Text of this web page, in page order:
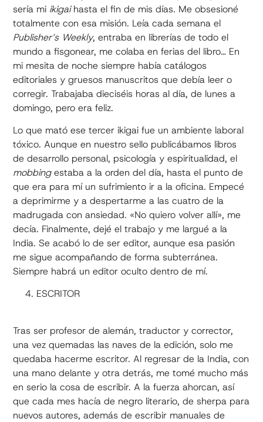
sería mi ikigaihasta el fin de mis días. Me obsesioné
totalmente con esa misión. Leía cada semana el
Publisher’s Weekly, entraba en librerías de todo el
mundo a fisgonear, me colaba en ferias del libro… En
mi mesita de noche siempre había catálogos
editoriales y gruesos manuscritos que debía leer o
corregir. Trabajaba dieciséis horas al día, de lunes a
domingo, pero era feliz.
Lo que mató ese tercer ikigai fue un ambiente laboral
tóxico. Aunque en nuestro sello publicábamos libros
de desarrollo personal, psicología y espiritualidad, el
mobbingestaba a la orden del día, hasta el punto de
que era para mí un sufrimiento ir a la oficina. Empecé
a deprimirme y a despertarme a las cuatro de la
madrugada con ansiedad. «No quiero volver allí», me
decía. Finalmente, dejé el trabajo y me largué a la
India. Se acabó lo de ser editor, aunque esa pasión
me sigue acompañando de forma subterránea.
Siempre habrá un editor oculto dentro de mí.
ESCRITOR
Tras ser profesor de alemán, traductor y corrector,
una vez quemadas las naves de la edición, solo me
quedaba hacerme escritor. Al regresar de la India, con
una mano delante y otra detrás, me tomé mucho más
en serio la cosa de escribir. A la fuerza ahorcan, así
que cada mes hacía de negro literario, de sherpa para
nuevos autores, además de escribir manuales de